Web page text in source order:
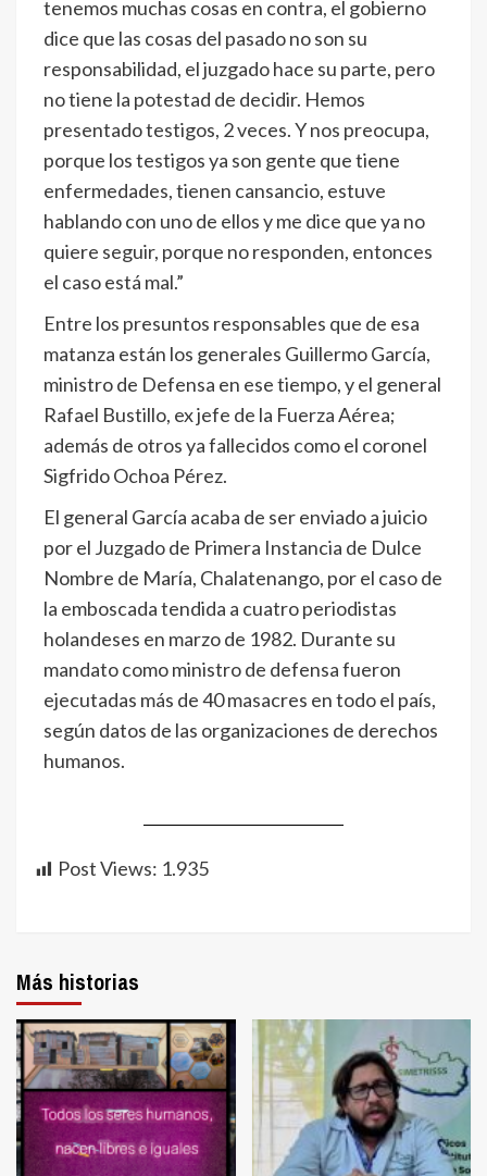
tenemos muchas cosas en contra, el gobierno
dice que las cosas del pasado no son su
responsabilidad, el juzgado hace su parte, pero
no tiene la potestad de decidir. Hemos
presentado testigos, 2 veces. Y nos preocupa,
porque los testigos ya son gente que tiene
enfermedades, tienen cansancio, estuve
hablando con uno de ellos y me dice que ya no
quiere seguir, porque no responden, entonces
el caso está mal.”
Entre los presuntos responsables que de esa
matanza están los generales Guillermo García,
ministro de Defensa en ese tiempo, y el general
Rafael Bustillo, ex jefe de la Fuerza Aérea;
además de otros ya fallecidos como el coronel
Sigfrido Ochoa Pérez.
El general García acaba de ser enviado a juicio
por el Juzgado de Primera Instancia de Dulce
Nombre de María, Chalatenango, por el caso de
la emboscada tendida a cuatro periodistas
holandeses en marzo de 1982. Durante su
mandato como ministro de defensa fueron
ejecutadas más de 40 masacres en todo el país,
según datos de las organizaciones de derechos
humanos.
Post Views: 1.935
Más historias